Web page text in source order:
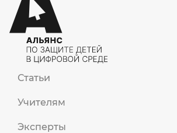
Статьи
Учителям
Эксперты